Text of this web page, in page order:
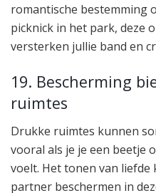
romantische bestemming
picknick in het park, deze
versterken jullie band en
19. Bescherming
ruimtes
Drukke ruimtes kunnen
vooral als je je een beetje
voelt. Het tonen van liefde
partner beschermen in